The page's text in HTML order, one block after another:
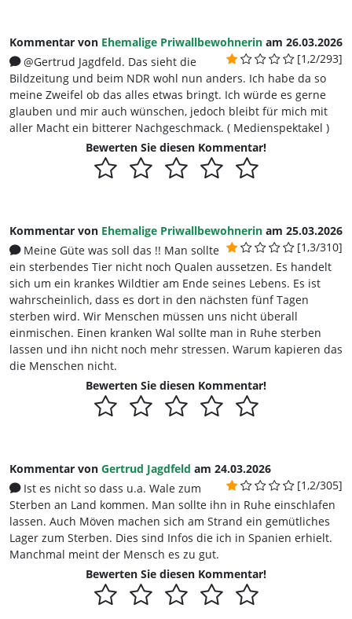
Kommentar von Ehemalige Priwallbewohnerin am 26.03.2026
[1,2/293]
@Gertrud Jagdfeld. Das sieht die
Bildzeitung und beim NDR wohl nun anders. Ich habe da so
meine Zweifel ob das alles etwas bringt. Ich würde es gerne
glauben und mir auch wünschen, jedoch bleibt für mich mit
aller Macht ein bitterer Nachgeschmack. ( Medienspektakel )
Bewerten Sie diesen Kommentar!
Kommentar von Ehemalige Priwallbewohnerin am 25.03.2026
[1,3/310]
Meine Güte was soll das !! Man sollte
ein sterbendes Tier nicht noch Qualen aussetzen. Es handelt
sich um ein krankes Wildtier am Ende seines Lebens. Es ist
wahrscheinlich, dass es dort in den nächsten fünf Tagen
sterben wird. Wir Menschen müssen uns nicht überall
einmischen. Einen kranken Wal sollte man in Ruhe sterben
lassen und ihn nicht noch mehr stressen. Warum kapieren das
die Menschen nicht.
Bewerten Sie diesen Kommentar!
Kommentar von Gertrud Jagdfeld am 24.03.2026
[1,2/305]
Ist es nicht so dass u.a. Wale zum
Sterben an Land kommen. Man sollte ihn in Ruhe einschlafen
lassen. Auch Möven machen sich am Strand ein gemütliches
Lager zum Sterben. Dies sind Infos die ich in Spanien erhielt.
Manchmal meint der Mensch es zu gut.
Bewerten Sie diesen Kommentar!